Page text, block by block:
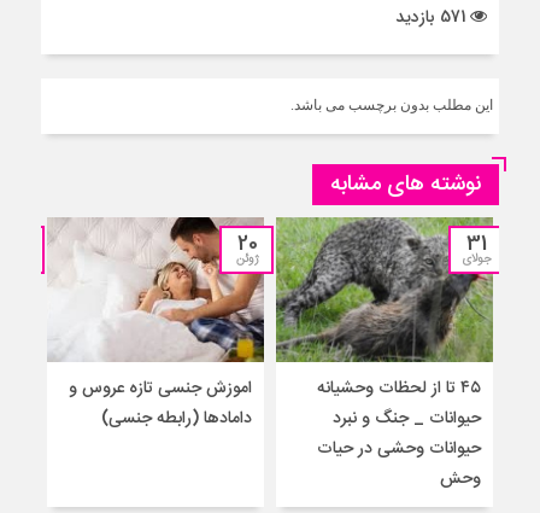
این مطلب بدون برچسب می باشد.
نوشته های مشابه
31
جولای
۴۵ تا از لحظات وحشیانه
حیوانات _ جنگ و نبرد
حیوانات وحشی در حیات
وحش
20
ژوئن
اموزش‌ جنسی تازه عروس و
دامادها (رابطه جنسی)